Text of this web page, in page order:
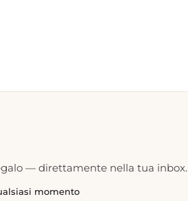
— direttamente nella tua inbox.
momento